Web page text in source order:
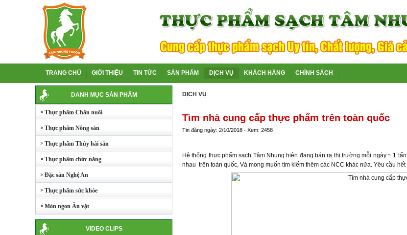
TRANG CHỦ GIỚI THIỆU TIN TỨC SẢN PHẨM DỊCH VỤ KHÁCH HÀNG CHÍNH SÁCH
DANH MỤC SẢN PHẨM
Thực phẩm Chăn nuôi
Thực phẩm Nông sản
Thực phẩm Thủy hải sản
Thực phẩm chức năng
Đặc sản Nghệ An
Thực phẩm sức khỏe
Món ngon Ăn vặt
VIDEO CLIPS
DỊCH VỤ
Tìm nhà cung cấp thực phẩm trên toàn quốc
Tin đăng ngày: 2/10/2018 - Xem: 2458
Hệ thống thực phẩm sạch Tâm Nhung hiện đang bán ra thị trường mỗi ngày ~ 1
nhau trên toàn quốc, Và mong muốn tìm kiếm thêm các NCC khác nữa. Yêu cầu